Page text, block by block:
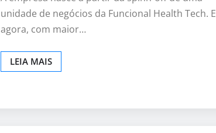
unidade de negócios da Funcional Health Tech. E
agora, com maior…
LEIA MAIS